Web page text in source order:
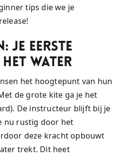
tips die we je
Je Eerste
Water
het hoogtepunt van hun
de grote kite ga je het
De instructeur blijft bij je
nu rustig door het
deze kracht opbouwt
trekt. Dit heet